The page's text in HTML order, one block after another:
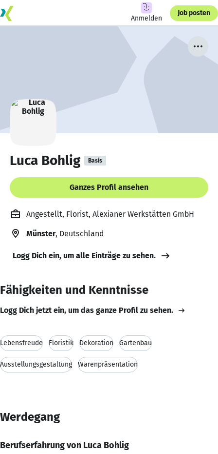
Anmelden
Job posten
Luca Bohlig Basis
Ganzes Profil ansehen
Angestellt, Florist, Alexianer Werkstätten GmbH
Münster, Deutschland
Logg Dich ein, um alle Einträge zu sehen.
Fähigkeiten und Kenntnisse
Logg Dich jetzt ein, um das ganze Profil zu sehen.
Lebensfreude Floristik Dekoration Gartenbau
Ausstellungsgestaltung Warenpräsentation
Werdegang
Berufserfahrung von Luca Bohlig